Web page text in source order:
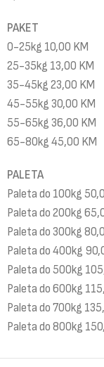
PAKET
0-25kg 10,00 KM
25-35kg 13,00 KM
35-45kg 23,00 KM
45-55kg 30,00 KM
55-65kg 36,00 KM
65-80kg 45,00 KM
PALETA
Paleta do 100kg
Paleta do 200kg
Paleta do 300kg
Paleta do 400kg
Paleta do 500kg
Paleta do 600kg
Paleta do 700kg
Paleta do 800kg